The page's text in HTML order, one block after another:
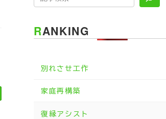
RANKING
別れさせ工作
家庭再構築
復縁アシスト